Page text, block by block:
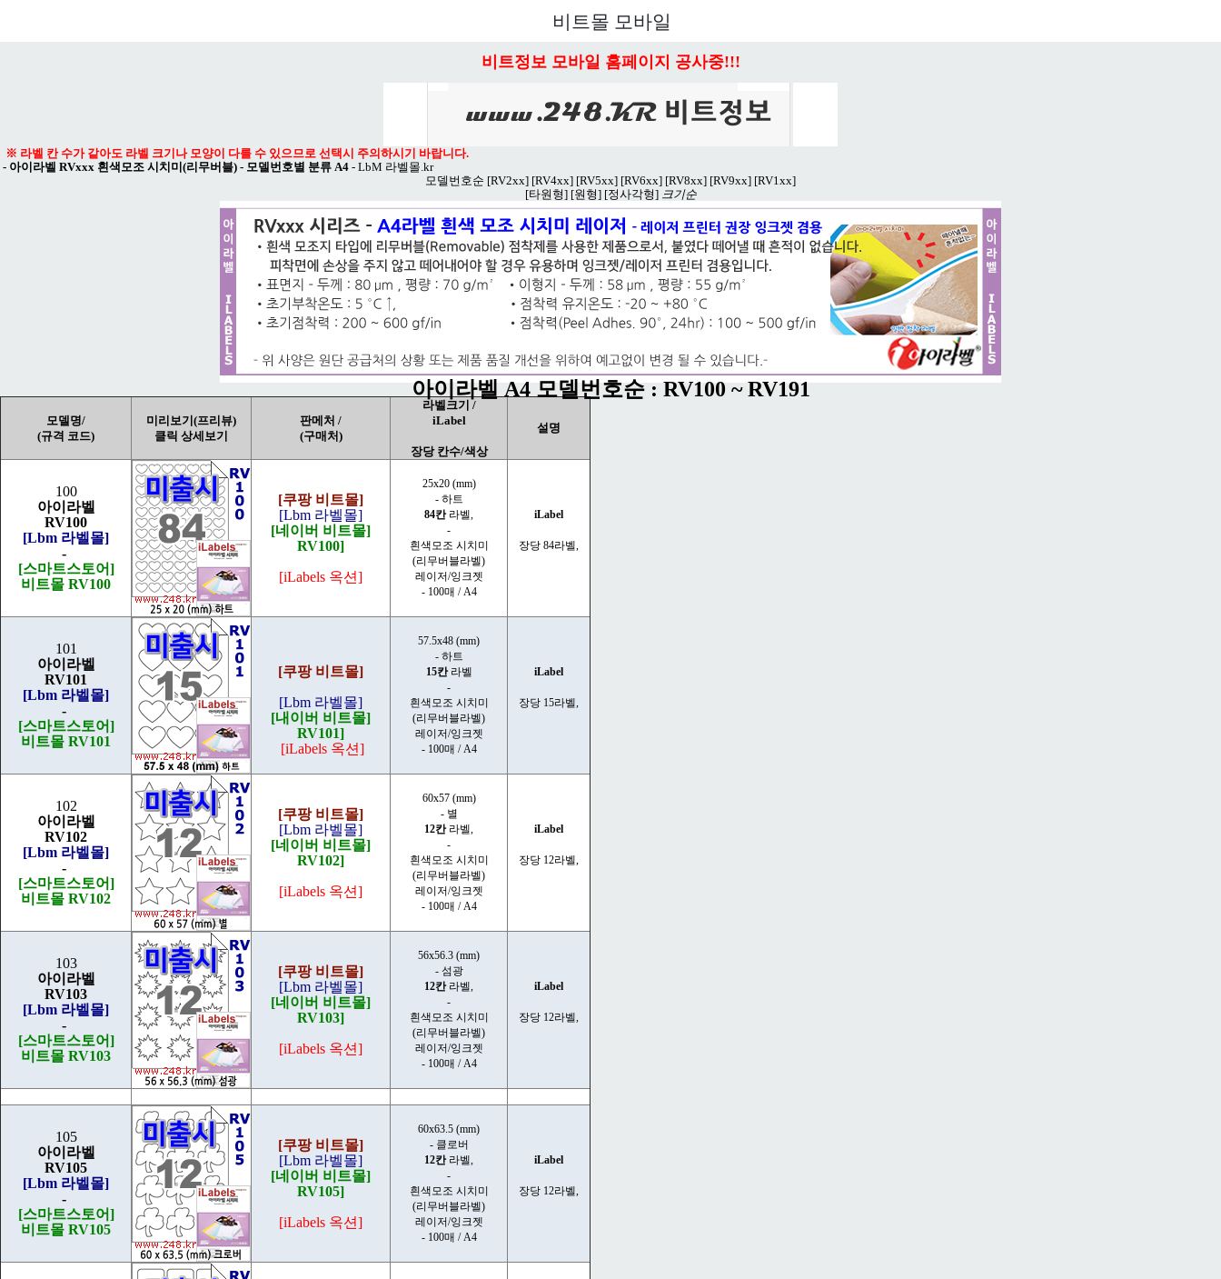
비트몰 모바일
비트정보 모바일 홈페이지 공사중!!!
※ 라벨 칸 수가 같아도 라벨 크기나 모양이 다를 수 있으므로 선택시 주의하시기 바랍니다.
- 아이라벨 RVxxx 흰색모조 시치미(리무버블) - 모델번호별 분류 A4 - LbM 라벨몰.kr
모델번호순 [RV2xx] [RV4xx] [RV5xx] [RV6xx] [RV8xx] [RV9xx] [RV1xx]
[타원형] [원형] [정사각형] 크기순
아이라벨 A4 모델번호순 : RV100 ~ RV191
모델명/
(규격 코드)
미리보기(프리뷰)
클릭 상세보기
판메처 /
(구매처)
라벨크기 /
iLabel
장당 칸수/색상
설명
100
아이라벨
RV100
[Lbm 라벨몰]
-
[스마트스토어]
비트몰 RV100
[쿠팡 비트몰]
[Lbm 라벨몰]
[네이버 비트몰]
RV100]
[iLabels 옥션]
25x20 (mm)
- 하트
84칸라벨,
-
흰색모조 시치미
(리무버블라벨)
레이저/잉크젯
- 100매 / A4
iLabel
장당 84라벨,
101
아이라벨
RV101
[Lbm 라벨몰]
-
[스마트스토어]
비트몰 RV101
[쿠팡 비트몰]
[Lbm 라벨몰]
[내이버 비트몰]
RV101]
[iLabels 옥션]
57.5x48 (mm)
- 하트
15칸라벨
-
흰색모조 시치미
(리무버블라벨)
레이저/잉크젯
- 100매 / A4
iLabel
장당 15라벨,
102
아이라벨
RV102
[Lbm 라벨몰]
-
[스마트스토어]
비트몰 RV102
[쿠팡 비트몰]
[Lbm 라벨몰]
[네이버 비트몰]
RV102]
[iLabels 옥션]
60x57 (mm)
- 별
12칸라벨,
-
흰색모조 시치미
(리무버블라벨)
레이저/잉크젯
- 100매 / A4
iLabel
장당 12라벨,
103
아이라벨
RV103
[Lbm 라벨몰]
-
[스마트스토어]
비트몰 RV103
[쿠팡 비트몰]
[Lbm 라벨몰]
[네이버 비트몰]
RV103]
[iLabels 옥션]
56x56.3 (mm)
- 섬광
12칸 라벨,
-
흰색모조 시치미
(리무버블라벨)
레이저/잉크젯
- 100매 / A4
iLabel
장당 12라벨,
105
아이라벨
RV105
[Lbm 라벨몰]
-
[스마트스토어]
비트몰 RV105
[쿠팡 비트몰]
[Lbm 라벨몰]
[네이버 비트몰]
RV105]
[iLabels 옥션]
60x63.5 (mm)
- 클로버
12칸라벨,
-
흰색모조 시치미
(리무버블라벨)
레이저/잉크젯
- 100매 / A4
iLabel
장당 12라벨,